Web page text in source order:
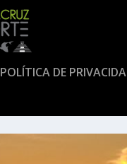
POLÍTICA DE